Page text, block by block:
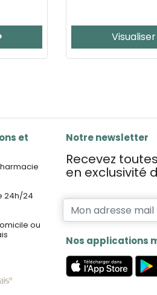
Visualiser
et
24h/24
ou
Notre newsletter
Recevez
en exclusivité
Nos applications